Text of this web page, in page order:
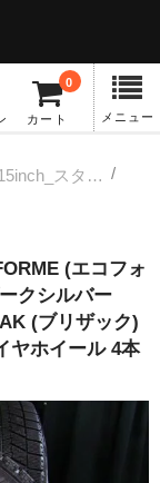
カート
0
メニュー
15inch_スタッドレス中古タイヤホイール
(エコフォ
クシルバー
(ブリザック)
ヤホイール 4本